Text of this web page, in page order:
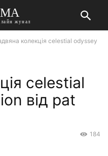
жунал
колекція celestial odyssey
celestial
від pat
184